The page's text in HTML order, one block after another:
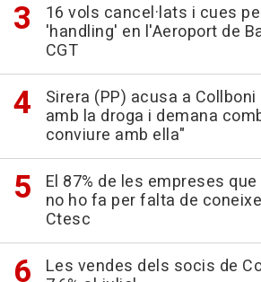
16 vols cancel·lats i cues
'handling' en l'Aeroport de
CGT
Sirera (PP) acusa a
amb la droga i demana
conviure amb ella"
El 87% de les empreses
no ho fa per falta de
Ctesc
Les vendes dels socis de